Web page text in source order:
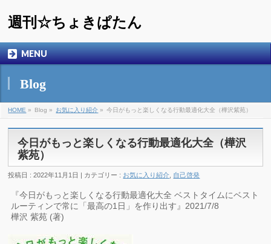
週刊☆ちょきぱたん
MENU
Blog
HOME » Blog » お気に入り紹介 » 今日がもっと楽しくなる行動最適化大全（樺沢紫苑）
今日がもっと楽しくなる行動最適化大全（樺沢
紫苑）
投稿日 : 2022年11月1日 | カテゴリー : お気に入り紹介 自己啓発
『今日がもっと楽しくなる行動最適化大全 ベストタイムにベスト
ルーティンで常に「最高の1日」を作り出す』2021/7/8
樺沢 紫苑 (著)